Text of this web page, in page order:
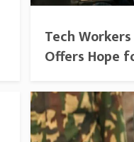
Tech
Offers Hope